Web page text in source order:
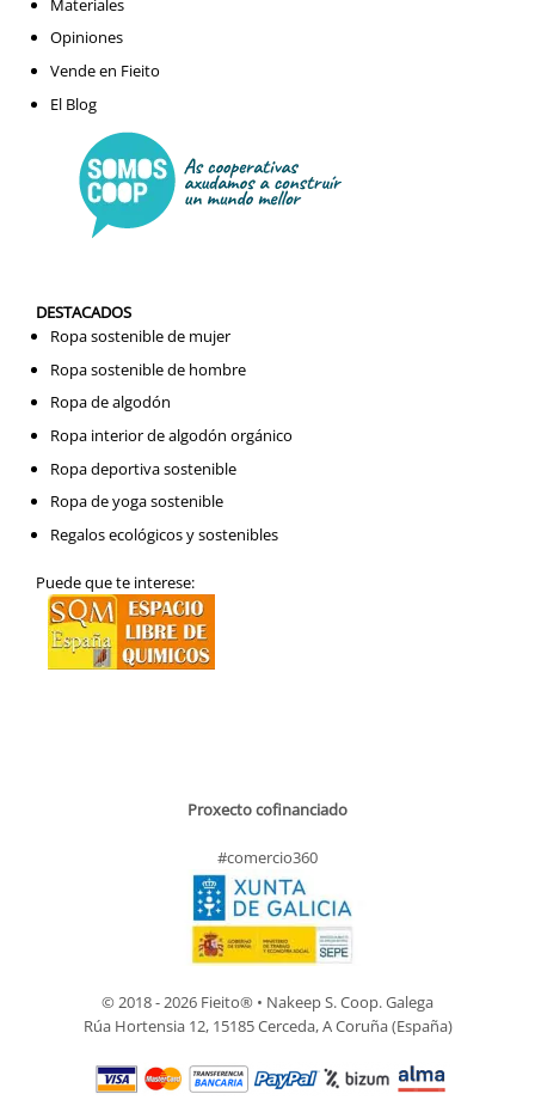
Materiales
Opiniones
Vende en Fieito
El Blog
DESTACADOS
Ropa sostenible de mujer
Ropa sostenible de hombre
Ropa de algodón
Ropa interior de algodón orgánico
Ropa deportiva sostenible
Ropa de yoga sostenible
Regalos ecológicos y sostenibles
Puede que te interese:
Proxecto cofinanciado
#comercio360
© 2018 - 2026 Fieito® • Nakeep S. Coop. Galega
Rúa Hortensia 12, 15185 Cerceda, A Coruña (España)